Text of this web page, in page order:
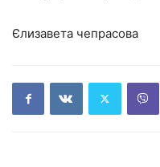
Єлизавета чепрасова